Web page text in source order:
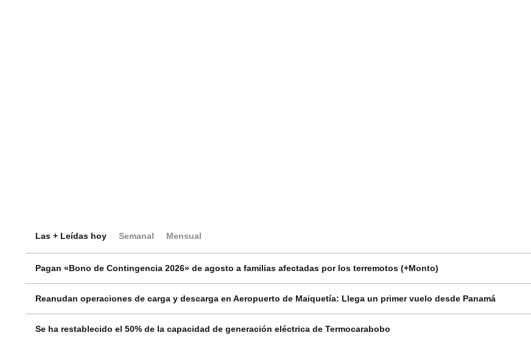
Las + Leídas hoy Semanal Mensual
Pagan «Bono de Contingencia 2026» de agosto a familias afectadas por los terremotos (+Monto)
Reanudan operaciones de carga y descarga en Aeropuerto de Maiquetía: Llega un primer vuelo desde Panamá
Se ha restablecido el 50% de la capacidad de generación eléctrica de Termocarabobo